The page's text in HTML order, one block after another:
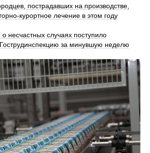
пострадавших на производстве,
лечение в этом году
несчастных случаях поступило
за минувшую неделю